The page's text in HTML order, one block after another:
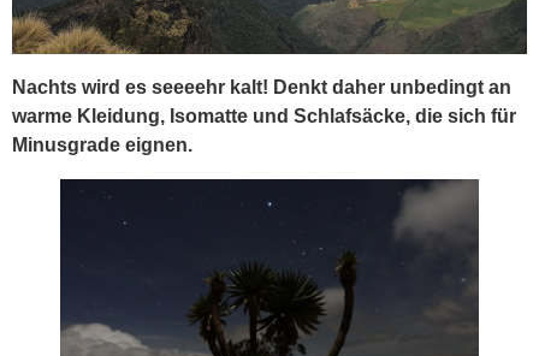
Nachts wird es seeeehr kalt! Denkt daher unbedingt an
warme Kleidung, Isomatte und Schlafsäcke, die sich für
Minusgrade eignen.